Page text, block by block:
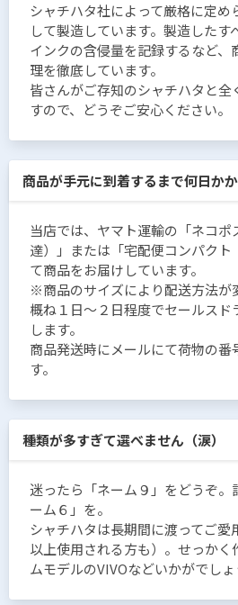
シャチハタ社によって厳格に定め
して製造しています。製造したす
インクの含侵量を記録するなど、
理を徹底しています。
皆さんがご存知のシャチハタと全
すので、どうぞご安心ください。
商品が手元に到着するまで何日か
当店では、ヤマト運輸の「ネコポ
達）」または「宅配便コンパクト
て商品をお届けしています。
※商品のサイズにより配送方法が
概ね１日〜２日程度でセールスド
します。
商品発送時にメールにて荷物の番
す。
種類が多すぎて選べません（涙）
迷ったら「ネーム９」をどうぞ。
ーム６」を。
シャチハタは長期間に渡ってご愛
以上使用される方も）。せっかく
ムモデルのVIVOなどいかがでしょ